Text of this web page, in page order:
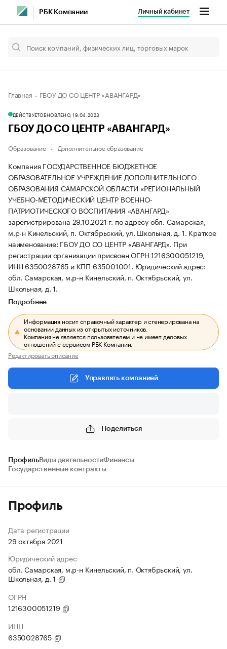
РБК Компании Личный кабинет
Главная ГБОУ ДО СО ЦЕНТР «АВАНГАРД»
ДЕЙСТВУЕТОБНОВЛЕНО, 19.04.2023
ГБОУ ДО СО ЦЕНТР «АВАНГАРД»
Образование Дополнительное образование
Компания ГОСУДАРСТВЕННОЕ БЮДЖЕТНОЕ
ОБРАЗОВАТЕЛЬНОЕ УЧРЕЖДЕНИЕ ДОПОЛНИТЕЛЬНОГО
ОБРАЗОВАНИЯ САМАРСКОЙ ОБЛАСТИ «РЕГИОНАЛЬНЫЙ
УЧЕБНО-МЕТОДИЧЕСКИЙ ЦЕНТР ВОЕННО-
ПАТРИОТИЧЕСКОГО ВОСПИТАНИЯ «АВАНГАРД»
зарегистрирована 29.10.2021 г. по адресу обл. Самарская,
м.р-н Кинельский, п. Октябрьский, ул. Школьная, д. 1. Краткое
наименование: ГБОУ ДО СО ЦЕНТР «АВАНГАРД». При
регистрации организации присвоен ОГРН 1216300051219,
ИНН 6350028765 и КПП 635001001. Юридический адрес:
обл. Самарская, м.р-н Кинельский, п. Октябрьский, ул.
Школьная, д. 1.
Подробнее
Информация носит справочный характер и сгенерирована на
основании данных из открытых источников.
Компания не является пользователем и не имеет деловых
отношений с сервисом РБК Компании.
Редактировать описание
Управлять компанией
Поделиться
ПрофильВиды деятельностиФинансы
Государственные контракты
Профиль
Дата регистрации
29 октября 2021
Юридический адрес
обл. Самарская, м.р-н Кинельский, п. Октябрьский, ул.
Школьная, д. 1
ОГРН
1216300051219
ИНН
6350028765